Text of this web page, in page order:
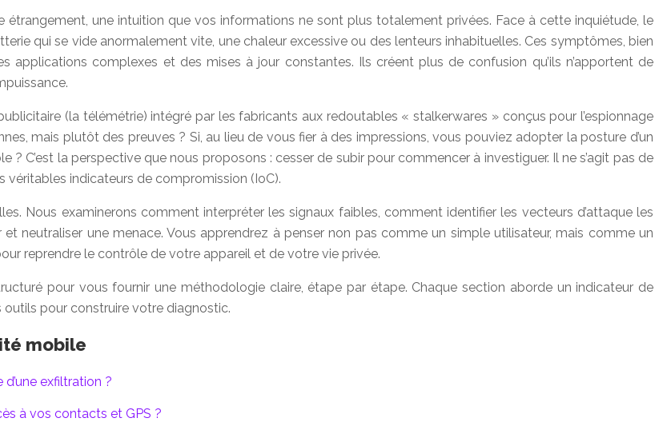
une intuition que vos informations ne sont plus totalement privées. Face à cette inquiétude, le
qui se vide anormalement vite, une chaleur excessive ou des lenteurs inhabituelles. Ces symptômes, bien
applications complexes et des mises à jour constantes. Ils créent plus de confusion qu’ils n’apportent de
(la télémétrie) intégré par les fabricants aux redoutables « stalkerwares » conçus pour l’espionnage
mais plutôt des preuves ? Si, au lieu de vous fier à des impressions, vous pouviez adopter la posture d’un
C’est la perspective que nous proposons : cesser de subir pour commencer à investiguer. Il ne s’agit pas de
véritables indicateurs de compromission (IoC).
Nous examinerons comment interpréter les signaux faibles, comment identifier les vecteurs d’attaque les
neutraliser une menace. Vous apprendrez à penser non pas comme un simple utilisateur, mais comme un
reprendre le contrôle de votre appareil et de votre vie privée.
pour vous fournir une méthodologie claire, étape par étape. Chaque section aborde un indicateur de
pour construire votre diagnostic.
mobile
exfiltration ?
à vos contacts et GPS ?